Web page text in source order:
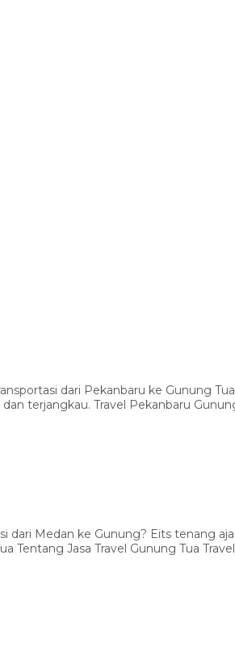
dari Pekanbaru ke Gunung
terjangkau. Travel Pekanbaru
dari Medan ke Gunung? Eits tenang
Jasa Travel Gunung Tua